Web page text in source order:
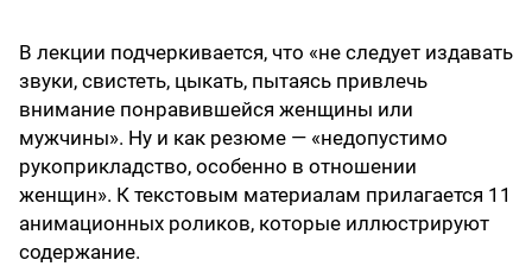
В лекции подчеркивается, что «не следует издавать
звуки, свистеть, цыкать, пытаясь привлечь
внимание понравившейся женщины или
мужчины». Ну и как резюме — «недопустимо
рукоприкладство, особенно в отношении
женщин». К текстовым материалам прилагается 11
анимационных роликов, которые иллюстрируют
содержание.